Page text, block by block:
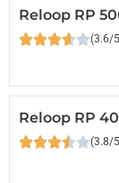
Reloop RP
(3.6/
Reloop RP
(3.8/